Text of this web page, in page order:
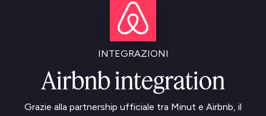
INTEGRAZIONI
Airbnb integration
Grazie alla partnership ufficiale tra Minut e Airbnb, il